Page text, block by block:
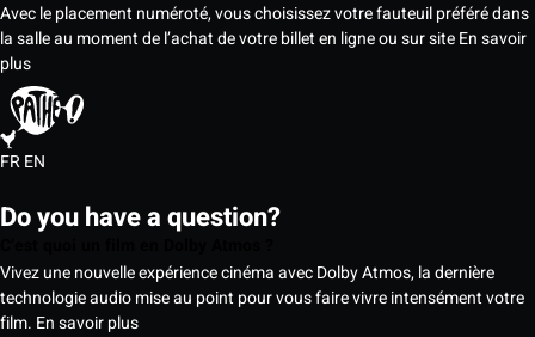
Avec le placement numéroté, vous choisissez votre fauteuil préféré dans
la salle au moment de l’achat de votre billet en ligne ou sur siteEn savoir
plus
FREN
Do you have a question?
Vivez une nouvelle expérience cinéma avec Dolby Atmos, la dernière
technologie audio mise au point pour vous faire vivre intensément votre
film. En savoir plus